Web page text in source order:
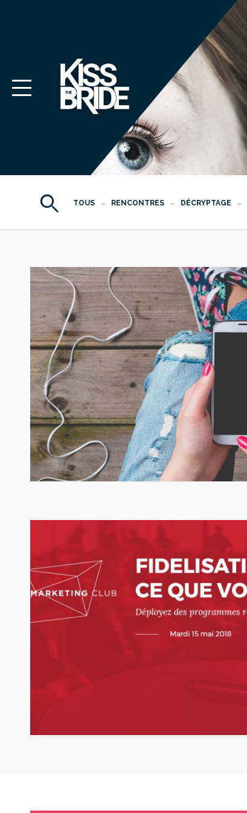
TOUS RENCONTRES DÉCRYPTAGE